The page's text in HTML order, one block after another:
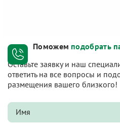
Поможем подобрать
Оставьте заявку и наш
ответить на все вопросы и
размещения вашего близкого!